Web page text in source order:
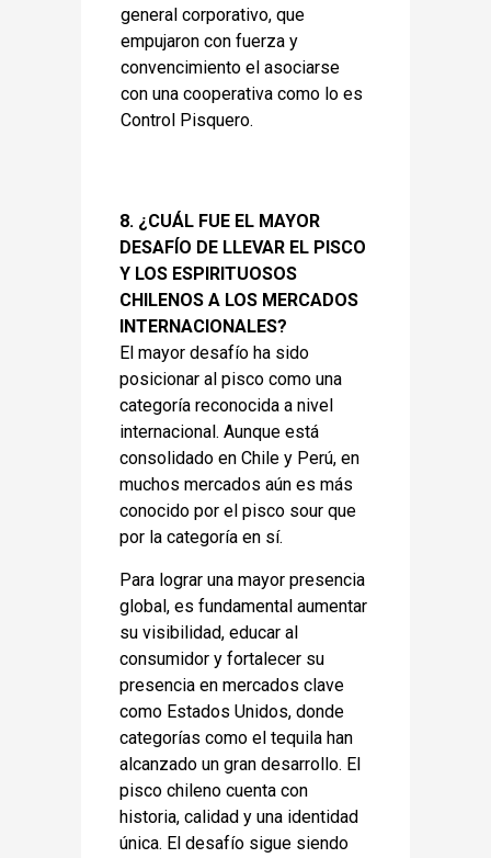
general corporativo, que
empujaron con fuerza y
convencimiento el asociarse
con una cooperativa como lo es
Control Pisquero.
8. ¿CUÁL FUE EL MAYOR
DESAFÍO DE LLEVAR EL PISCO
Y LOS ESPIRITUOSOS
CHILENOS A LOS MERCADOS
INTERNACIONALES?
El mayor desafío ha sido
posicionar al pisco como una
categoría reconocida a nivel
internacional. Aunque está
consolidado en Chile y Perú, en
muchos mercados aún es más
conocido por el pisco sour que
por la categoría en sí.
Para lograr una mayor presencia
global, es fundamental aumentar
su visibilidad, educar al
consumidor y fortalecer su
presencia en mercados clave
como Estados Unidos, donde
categorías como el tequila han
alcanzado un gran desarrollo. El
pisco chileno cuenta con
historia, calidad y una identidad
única. El desafío sigue siendo